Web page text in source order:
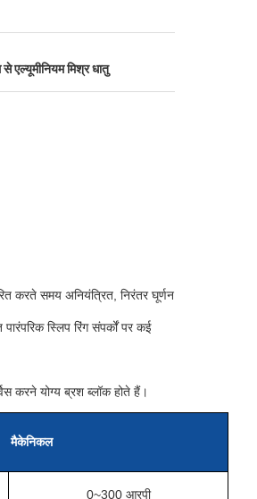
से एल्यूमीनियम मिश्र धातु
करते समय अनियंत्रित, निरंतर घूर्णन
स्लिप रिंग संपर्कों पर कई
करने योग्य ब्रश ब्लॉक होते हैं।
मैकेनिकल
0~300 आरपी